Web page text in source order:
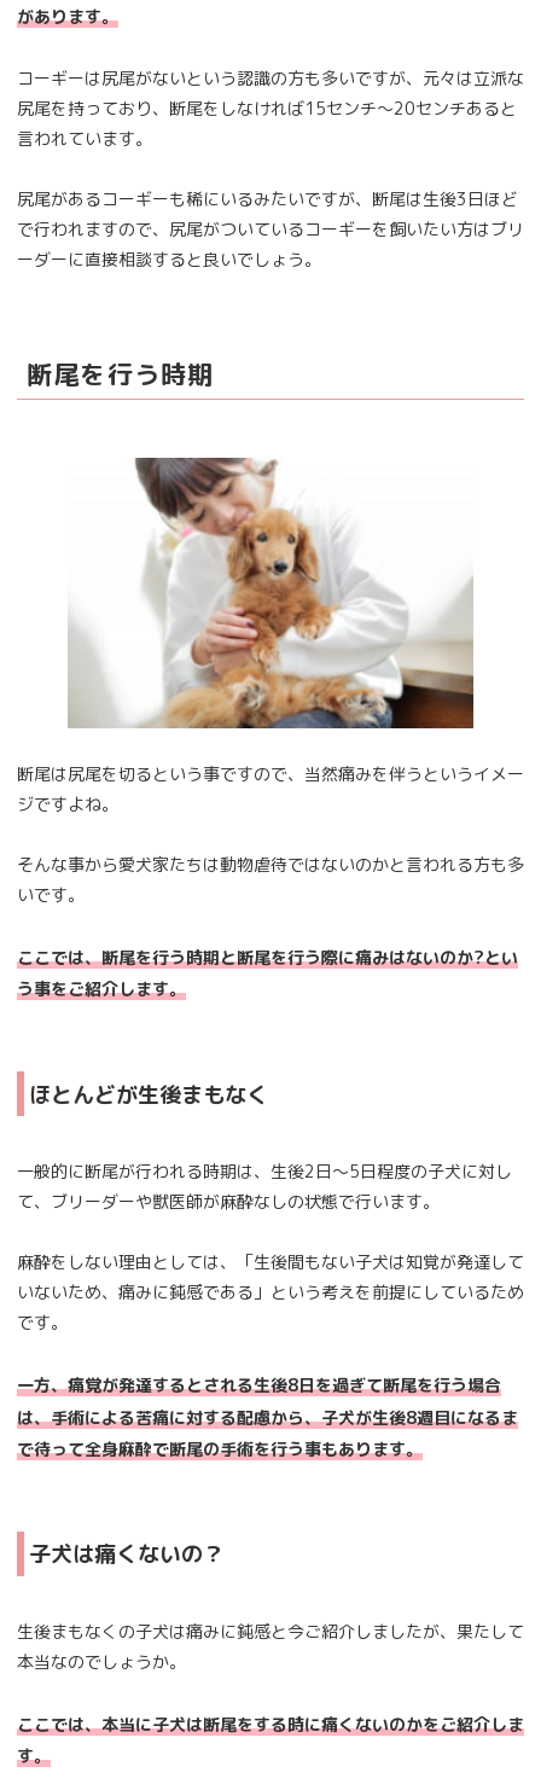
があります。
コーギーは尻尾がないという認識の方も多いですが、元々は立派な
尻尾を持っており、断尾をしなければ15センチ～20センチあると
言われています。
尻尾があるコーギーも稀にいるみたいですが、断尾は生後3日ほど
で行われますので、尻尾がついているコーギーを飼いたい方はブリ
ーダーに直接相談すると良いでしょう。
断尾を行う時期
断尾は尻尾を切るという事ですので、当然痛みを伴うというイメー
ジですよね。
そんな事から愛犬家たちは動物虐待ではないのかと言われる方も多
いです。
ここでは、断尾を行う時期と断尾を行う際に痛みはないのか?とい
う事をご紹介します。
ほとんどが生後まもなく
一般的に断尾が行われる時期は、生後2日～5日程度の子犬に対し
て、ブリーダーや獣医師が麻酔なしの状態で行います。
麻酔をしない理由としては、「生後間もない子犬は知覚が発達して
いないため、痛みに鈍感である」という考えを前提にしているため
です。
一方、痛覚が発達するとされる生後8日を過ぎて断尾を行う場合
は、手術による苦痛に対する配慮から、子犬が生後8週目になるま
で待って全身麻酔で断尾の手術を行う事もあります。
子犬は痛くないの？
生後まもなくの子犬は痛みに鈍感と今ご紹介しましたが、果たして
本当なのでしょうか。
ここでは、本当に子犬は断尾をする時に痛くないのかをご紹介しま
す。